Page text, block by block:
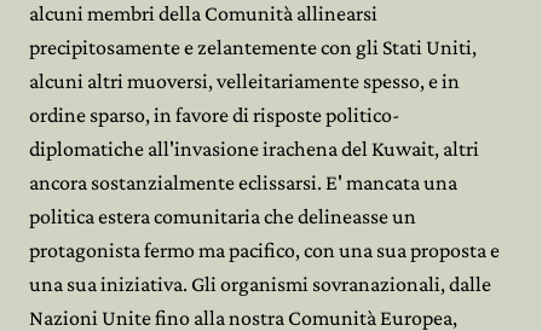
alcuni membri della Comunità allinearsi
precipitosamente e zelantemente con gli Stati Uniti,
alcuni altri muoversi, velleitariamente spesso, e in
ordine sparso, in favore di risposte politico-
diplomatiche all'invasione irachena del Kuwait, altri
ancora sostanzialmente eclissarsi. E' mancata una
politica estera comunitaria che delineasse un
protagonista fermo ma pacifico, con una sua proposta e
una sua iniziativa. Gli organismi sovranazionali, dalle
Nazioni Unite fino alla nostra Comunità Europea,